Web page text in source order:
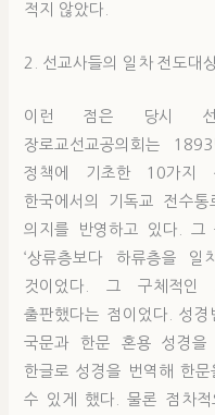
적지 않았다.
2. 선교사들의 일차 전도대
이런 점은 당시 선
장로교선교공의회는
정책에 기초한 10가지
한국에서의 기독교 전수통
의지를 반영하고 있다. 그
‘상류층보다 하류층을 일
것이었다. 그 구체적인
출판했다는 점이었다. 성경
국문과 한문 혼용 성경을
한글로 성경을 번역해 한
수 있게 했다. 물론 점차적